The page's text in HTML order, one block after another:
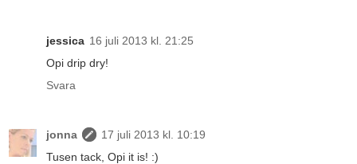
jessica 16 juli 2013 kl. 21:25
Opi drip dry!
Svara
jonna
17 juli 2013 kl. 10:19
Tusen tack, Opi it is! :)